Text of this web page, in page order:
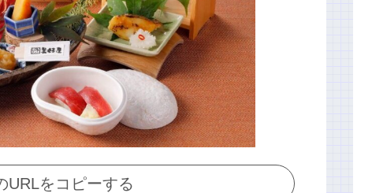
URLをコピーする